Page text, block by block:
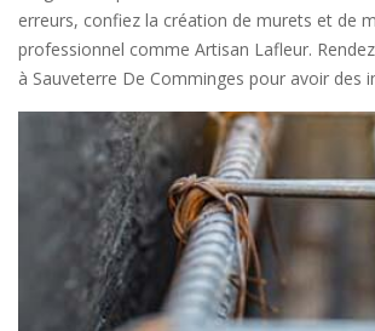
erreurs, confiez la création de murets et de
professionnel comme Artisan Lafleur.
à Sauveterre De Comminges pour avoir des